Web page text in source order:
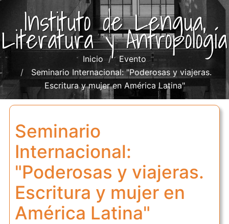
Instituto de Lengua,
Literatura y Antropología
Inicio
Evento
Seminario Internacional: "Poderosas y viajeras.
Escritura y mujer en América Latina"
Seminario
Internacional:
"Poderosas y viajeras.
Escritura y mujer en
América Latina"